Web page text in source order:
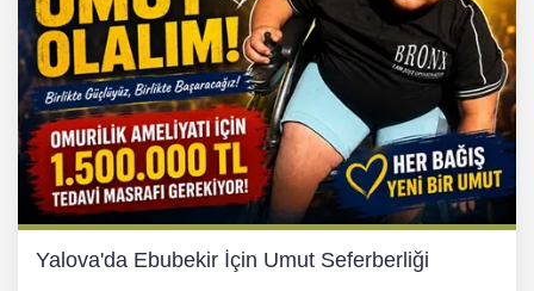
Görüntüler yapay zekamı ?
Otomobil Hurdaya Döndü
Yalova'da Ebubekir İçin Umut Seferberliği